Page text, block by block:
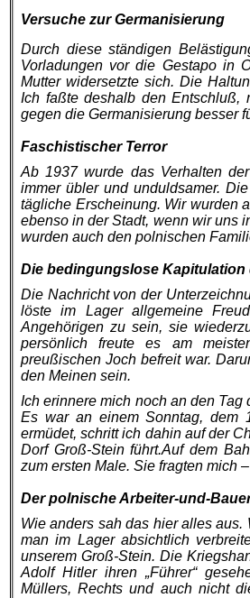
Versuche zur Germanisierung
Durch diese ständigen
Vorladungen vor die Gestapo in
Mutter widersetzte sich. Die
Ich faßte deshalb den Entschluß,
gegen die Germanisierung besser
Faschistischer Terror
Ab 1937 wurde das Verhalten
immer übler und unduldsamer.
tägliche Erscheinung. Wir wurden
ebenso in der Stadt, wenn wir uns
wurden auch den polnischen
Die bedingungslose Kapitulation
Die Nachricht von der
löste im Lager allgemeine
Angehörigen zu sein, sie
persönlich freute es am
preußischen Joch befreit war.
den Meinen sein.
Ich erinnere mich noch an den
Es war an einem Sonntag, dem
ermüdet, schritt ich dahin auf der
Dorf Groß-Stein führt.Auf dem
zum ersten Male. Sie fragten mich
Der polnische Arbeiter-und-
Wie anders sah das hier alles
man im Lager absichtlich
unserem Groß-Stein. Die
Adolf Hitler ihren „Führer“
Müllers, Rechts und auch nicht